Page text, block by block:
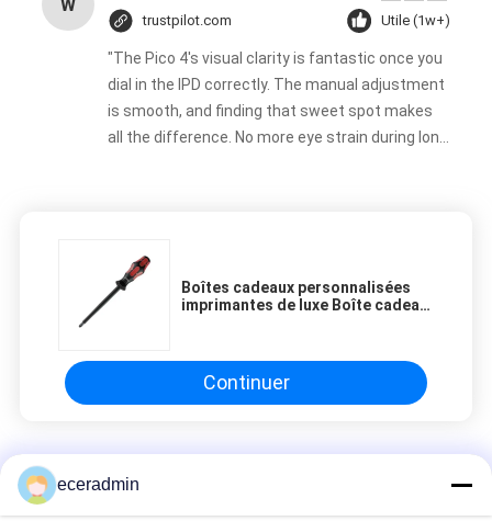
W
trustpilot.com Utile (1w+)
"The Pico 4's visual clarity is fantastic once you
dial in the IPD correctly. The manual adjustment
is smooth, and finding that sweet spot makes
all the difference. No more eye strain during long
sweet spot makes all the difference. No more
eye strain during long sessions. Highly
once you dial in the IPD correctly. The manual
adjustment is smooth, and finding that sweet
strain during long sessions. Highly recommend
taking the time to set it up properly!""The Pico
Boîtes cadeaux personnalisées
imprimantes de luxe Boîte cadeau
Continuer
Épingles en acier léger
eceradmin